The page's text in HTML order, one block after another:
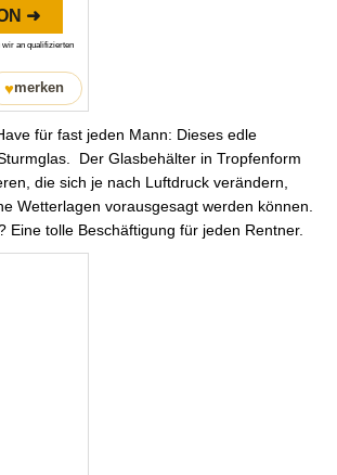
➜
wir an qualifizierten
♥merken
für fast jeden Mann: Dieses edle
Der Glasbehälter in Tropfenform
die sich je nach Luftdruck verändern,
Wetterlagen vorausgesagt werden können.
Eine tolle Beschäftigung für jeden Rentner.